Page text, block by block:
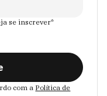
se inscrever*
com a Política de